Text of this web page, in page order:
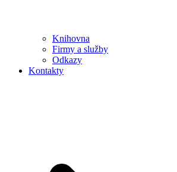
Knihovna
Firmy a služby
Odkazy
Kontakty